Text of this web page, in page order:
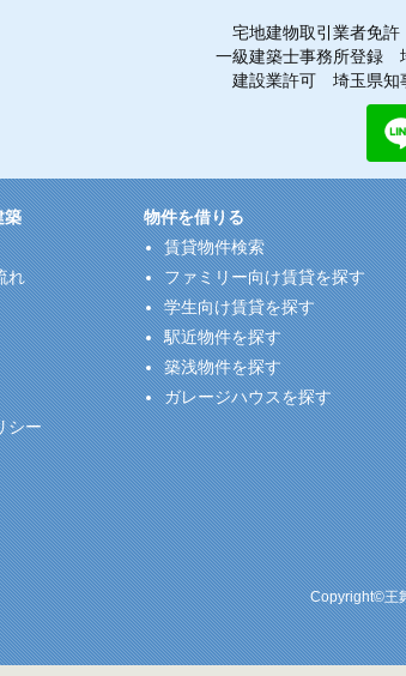
宅地建物取引業者免
一級建築士事務所登録
建設業許可 埼玉県知
築
れ
シー
物件を借りる
賃貸物件検索
ファミリー向け賃貸を探す
学生向け賃貸を探す
駅近物件を探す
築浅物件を探す
ガレージハウスを探す
Copyright©王